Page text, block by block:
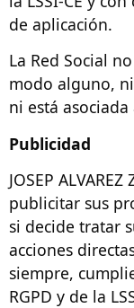
de aplicación.
La Red Social
modo alguno,
ni está
Publicidad
JOSEP
publicitar sus
si decide tratar
acciones
siempre,
RGPD y de la